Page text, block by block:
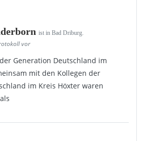
ist in Bad Driburg.
vor
Generation Deutschland im
mit den Kollegen der
im Kreis Höxter waren